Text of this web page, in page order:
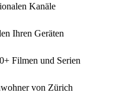
Kanäle
Ihren Geräten
Filmen und Serien
von Zürich